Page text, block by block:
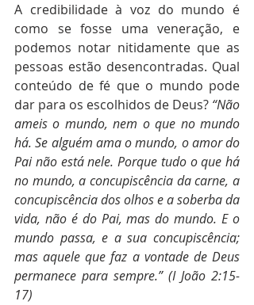
A credibilidade à voz do mundo é
como se fosse uma veneração, e
podemos notar nitidamente que as
pessoas estão desencontradas. Qual
conteúdo de fé que o mundo pode
dar para os escolhidos de Deus? “Não
ameis o mundo, nem o que no mundo
há. Se alguém ama o mundo, o amor do
Pai não está nele. Porque tudo o que há
no mundo, a concupiscência da carne, a
concupiscência dos olhos e a soberba da
vida, não é do Pai, mas do mundo. E o
mundo passa, e a sua concupiscência;
mas aquele que faz a vontade de Deus
permanece para sempre.” (I João 2:15-
17)